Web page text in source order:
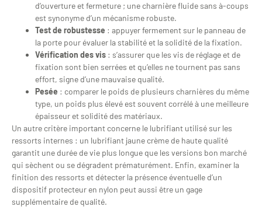
d’ouverture et fermeture ; une charnière fluide sans à-coups
est synonyme d’un mécanisme robuste.
Test de robustesse : appuyer fermement sur le panneau de
la porte pour évaluer la stabilité et la solidité de la fixation.
Vérification des vis : s’assurer que les vis de réglage et de
fixation sont bien serrées et qu’elles ne tournent pas sans
effort, signe d’une mauvaise qualité.
Pesée : comparer le poids de plusieurs charnières du même
type, un poids plus élevé est souvent corrélé à une meilleure
épaisseur et solidité des matériaux.
Un autre critère important concerne le lubrifiant utilisé sur les
ressorts internes : un lubrifiant jaune crème de haute qualité
garantit une durée de vie plus longue que les versions bon marché
qui sèchent ou se dégradent prématurément. Enfin, examiner la
finition des ressorts et détecter la présence éventuelle d’un
dispositif protecteur en nylon peut aussi être un gage
supplémentaire de qualité.